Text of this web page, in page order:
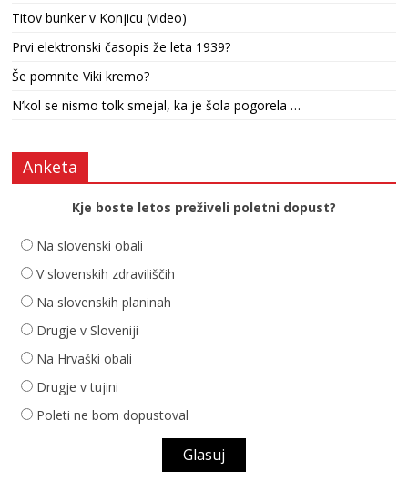
Titov bunker v Konjicu (video)
Prvi elektronski časopis že leta 1939?
Še pomnite Viki kremo?
N’kol se nismo tolk smejal, ka je šola pogorela …
Anketa
Kje boste letos preživeli poletni dopust?
Na slovenski obali
V slovenskih zdraviliščih
Na slovenskih planinah
Drugje v Sloveniji
Na Hrvaški obali
Drugje v tujini
Poleti ne bom dopustoval